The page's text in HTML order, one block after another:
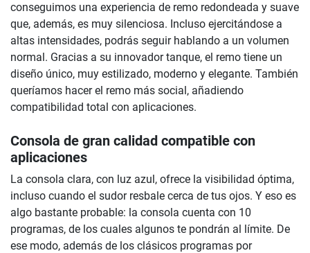
conseguimos una experiencia de remo redondeada y suave
que, además, es muy silenciosa. Incluso ejercitándose a
altas intensidades, podrás seguir hablando a un volumen
normal. Gracias a su innovador tanque, el remo tiene un
diseño único, muy estilizado, moderno y elegante. También
queríamos hacer el remo más social, añadiendo
compatibilidad total con aplicaciones.
Consola de gran calidad compatible con
aplicaciones
La consola clara, con luz azul, ofrece la visibilidad óptima,
incluso cuando el sudor resbale cerca de tus ojos. Y eso es
algo bastante probable: la consola cuenta con 10
programas, de los cuales algunos te pondrán al límite. De
ese modo, además de los clásicos programas por